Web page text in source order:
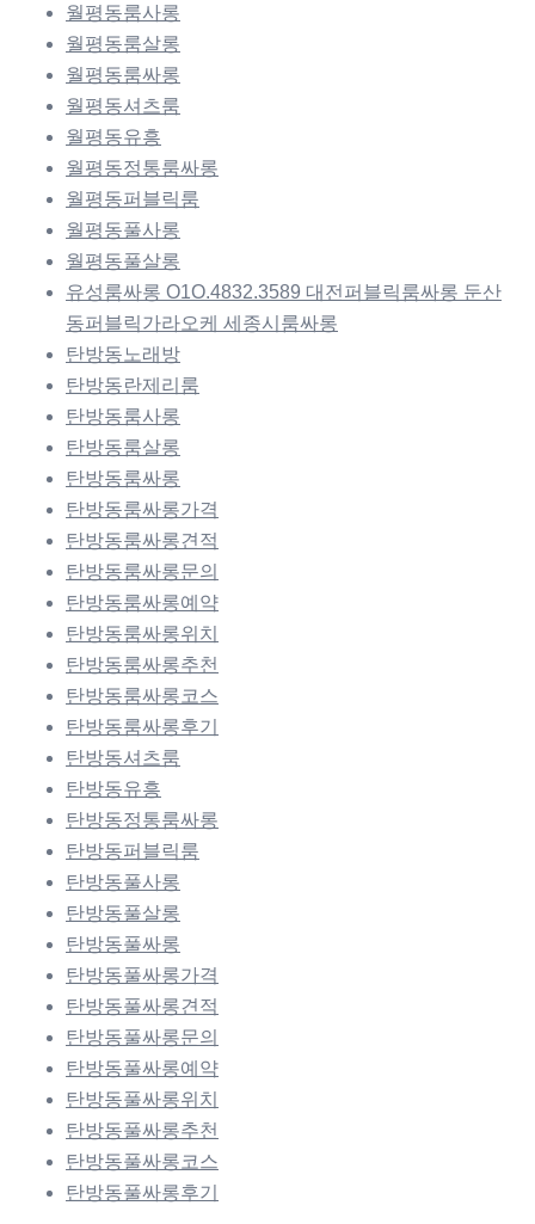
월평동룸사롱
월평동룸살롱
월평동룸싸롱
월평동셔츠룸
월평동유흥
월평동정통룸싸롱
월평동퍼블릭룸
월평동풀사롱
월평동풀살롱
유성룸싸롱 O1O.4832.3589 대전퍼블릭룸싸롱 둔산
동퍼블릭가라오케 세종시룸싸롱
탄방동노래방
탄방동란제리룸
탄방동룸사롱
탄방동룸살롱
탄방동룸싸롱
탄방동룸싸롱가격
탄방동룸싸롱견적
탄방동룸싸롱문의
탄방동룸싸롱예약
탄방동룸싸롱위치
탄방동룸싸롱추천
탄방동룸싸롱코스
탄방동룸싸롱후기
탄방동셔츠룸
탄방동유흥
탄방동정통룸싸롱
탄방동퍼블릭룸
탄방동풀사롱
탄방동풀살롱
탄방동풀싸롱
탄방동풀싸롱가격
탄방동풀싸롱견적
탄방동풀싸롱문의
탄방동풀싸롱예약
탄방동풀싸롱위치
탄방동풀싸롱추천
탄방동풀싸롱코스
탄방동풀싸롱후기